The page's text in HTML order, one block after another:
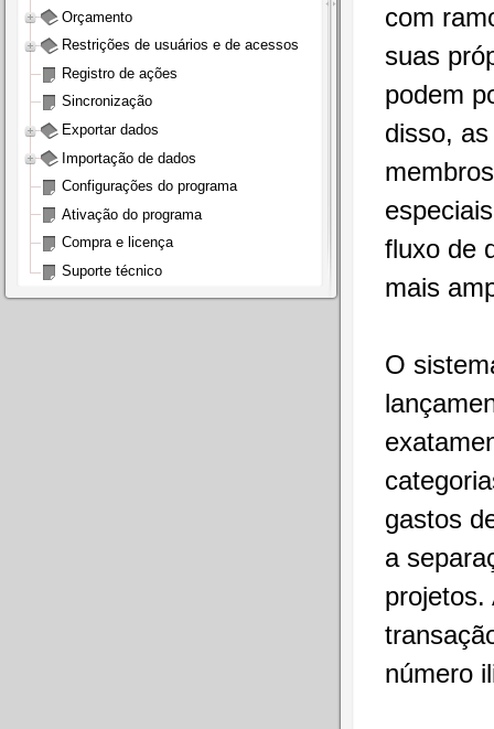
Orçamento
Restrições de usuários e de acessos
Registro de ações
Sincronização
Exportar dados
Importação de dados
Configurações do programa
Ativação do programa
Compra e licença
Suporte técnico
com
suas
podem
disso,
fluxo de
mais
O
gastos
a
projetos.
número